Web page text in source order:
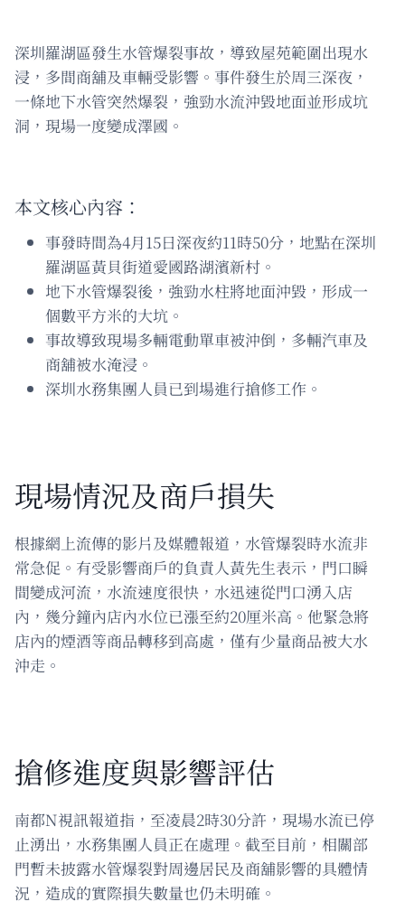
深圳羅湖區發生水管爆裂事故，導致屋苑範圍出現水
浸，多間商舖及車輛受影響。事件發生於周三深夜，
一條地下水管突然爆裂，強勁水流沖毀地面並形成坑
洞，現場一度變成澤國。
本文核心內容：
事發時間為4月15日深夜約11時50分，地點在深圳
羅湖區黃貝街道愛國路湖濱新村。
地下水管爆裂後，強勁水柱將地面沖毀，形成一
個數平方米的大坑。
事故導致現場多輛電動單車被沖倒，多輛汽車及
商舖被水淹浸。
深圳水務集團人員已到場進行搶修工作。
現場情況及商戶損失
根據網上流傳的影片及媒體報道，水管爆裂時水流非
常急促。有受影響商戶的負責人黃先生表示，門口瞬
間變成河流，水流速度很快，水迅速從門口湧入店
內，幾分鐘內店內水位已漲至約20厘米高。他緊急將
店內的煙酒等商品轉移到高處，僅有少量商品被大水
沖走。
搶修進度與影響評估
南都N視訊報道指，至凌晨2時30分許，現場水流已停
止湧出，水務集團人員正在處理。截至目前，相關部
門暫未披露水管爆裂對周邊居民及商舖影響的具體情
況，造成的實際損失數量也仍未明確。